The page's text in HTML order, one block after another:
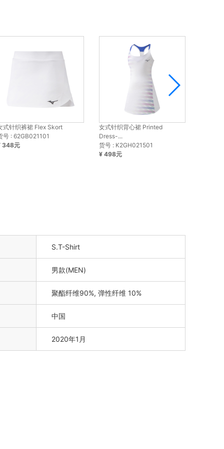
式针织裤裙 Flex Skort
号 : 62GB021101
348元
女式针织背心裙 Printed
Dress-...
货号 : K2GH021501
¥ 498元
S.T-Shirt
男款(MEN)
聚酯纤维90%, 弹性纤维 10%
中国
2020年1月